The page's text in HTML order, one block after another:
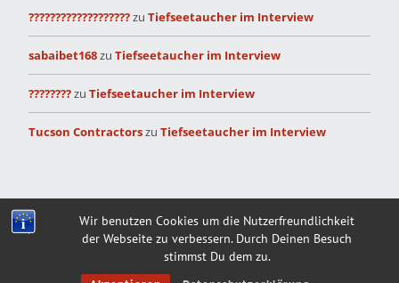
Wir benutzen Cookies um die Nutzerfreundlichkeit
der Webseite zu verbessern. Durch Deinen Besuch
stimmst Du dem zu.
???????????????????zu Tiefseetaucher im Interview
sabaibet168zu Tiefseetaucher im Interview
????????zu Tiefseetaucher im Interview
Tucson Contractorszu Tiefseetaucher im Interview